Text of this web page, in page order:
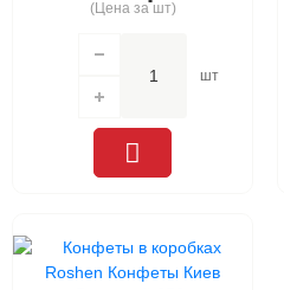
(Цена за шт)
шт